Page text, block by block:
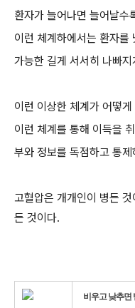
환자가 늘어나면 늘어날수
이런 체계하에서는 환자를
가능한 길게 서서히 나빠
이런 이상한 체계가 어떻
이런 체계를 통해 이득을
부와 정보를 독점하고 통
고혈압은 개개인이 병든
든 것이다.
비우고 낮추면